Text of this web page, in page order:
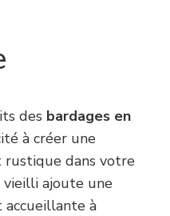
des bardages en
à créer une
rustique dans votre
vieilli ajoute une
accueillante à